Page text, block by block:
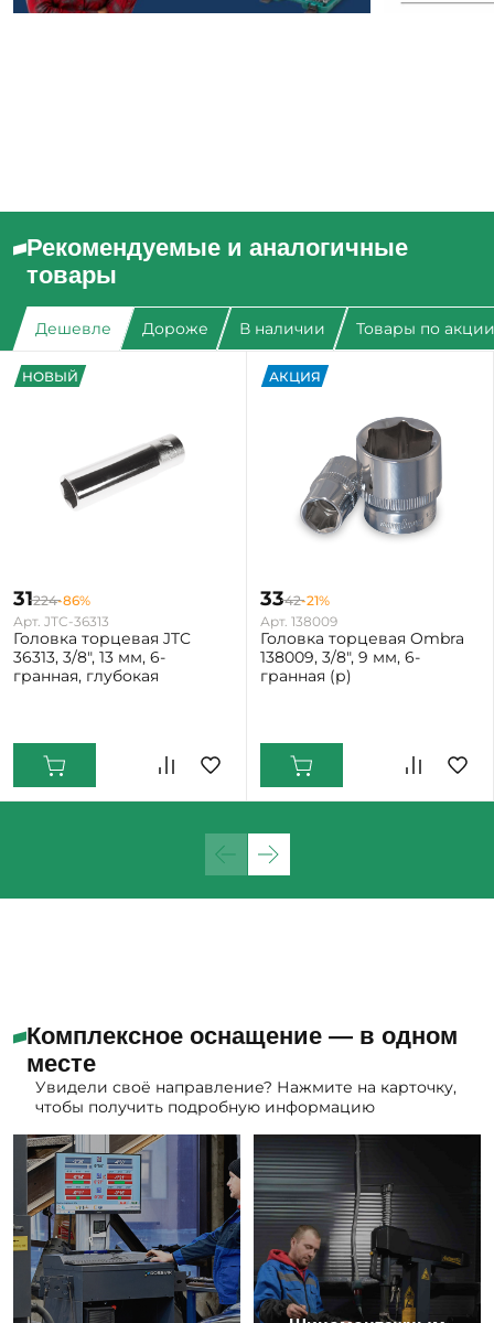
Рекомендуемые и аналогичные
товары
Дешевле Дороже В наличии Товары по акции
НОВЫЙ
31224-86%
Арт. JTC-36313
Головка торцевая JTC
36313, 3/8", 13 мм, 6-
гранная, глубокая
АКЦИЯ
3342-21%
Арт. 138009
Головка торцевая Ombra
138009, 3/8", 9 мм, 6-
гранная (р)
Комплексное оснащение — в одном
месте
Увидели своё направление? Нажмите на карточку,
чтобы получить подробную информацию